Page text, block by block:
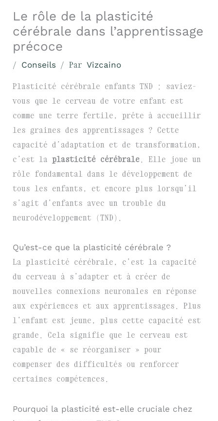
Le rôle de la plasticité
cérébrale dans l’apprentissage
précoce
/ Conseils / ParVizcaino
Plasticité cérébrale enfants TND : saviez-
vous que le cerveau de votre enfant est
comme une terre fertile, prête à accueillir
les graines des apprentissages ? Cette
capacité d’adaptation et de transformation,
c’est laplasticité cérébrale . Elle joue un
rôle fondamental dans le développement de
tous les enfants, et encore plus lorsqu’il
s’agit d’enfants avec un trouble du
neurodéveloppement (TND).
Qu’est-ce que la plasticité cérébrale ?
La plasticité cérébrale, c’est la capacité
du cerveau à s’adapter et à créer de
nouvelles connexions neuronales en réponse
aux expériences et aux apprentissages. Plus
l’enfant est jeune, plus cette capacité est
grande. Cela signifie que le cerveau est
capable de « se réorganiser » pour
compenser des difficultés ou renforcer
certaines compétences.
Pourquoi la plasticité est-elle cruciale chez